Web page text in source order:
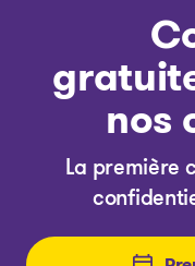
nos
La première